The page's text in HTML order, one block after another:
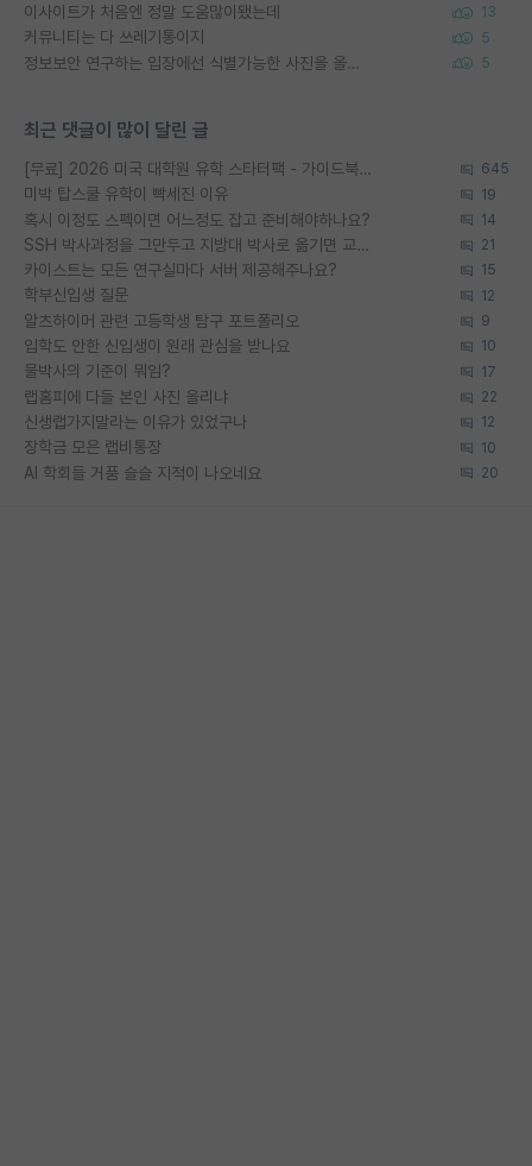
이사이트가 처음엔 정말 도움많이됐는데 13
커뮤니티는 다 쓰레기통이지 5
정보보안 연구하는 입장에선 식별가능한 사진을 올리는건 비추이긴함 5
최근 댓글이 많이 달린 글
[무료] 2026 미국 대학원 유학 스타터팩 - 가이드북 & 합격자 컨택메일 템플릿 645
미박 탑스쿨 유학이 빡세진 이유 19
혹시 이정도 스펙이면 어느정도 잡고 준비해야하나요? 14
SSH 박사과정을 그만두고 지방대 박사로 옮기면 교수의 꿈은 끝일까요? 21
카이스트는 모든 연구실마다 서버 제공해주나요? 15
학부신입생 질문 12
알츠하이머 관련 고등학생 탐구 포트폴리오 9
입학도 안한 신입생이 원래 관심을 받나요 10
물박사의 기준이 뭐임? 17
랩홈피에 다들 본인 사진 올리냐 22
신생랩가지말라는 이유가 있었구나 12
장학금 모은 랩비통장 10
AI 학회들 거품 슬슬 지적이 나오네요 20